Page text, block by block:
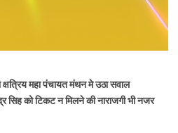
क्षत्रिय महा पंचायत मंथन मे उठा सवाल
को टिकट न मिलने की नाराजगी भी नजर